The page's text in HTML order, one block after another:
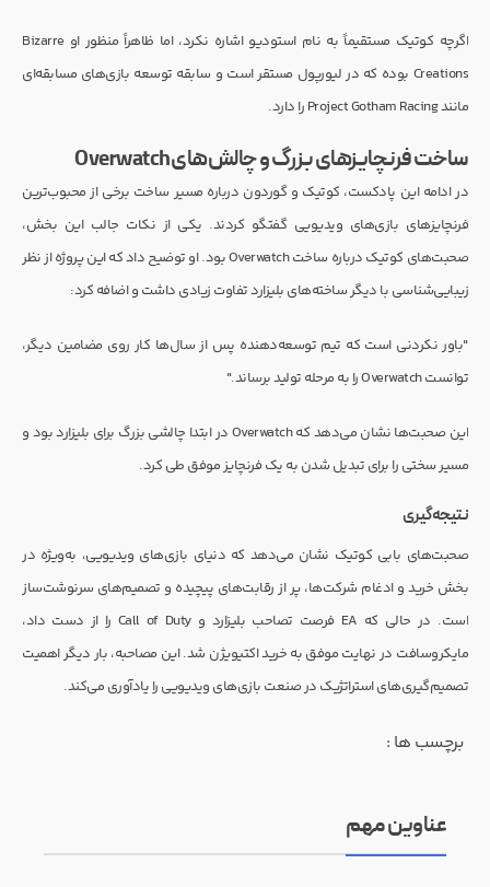
اگرچه کوتیک مستقیماً به نام استودیو اشاره نکرد، اما ظاهراً منظور او Bizarre
Creations بوده که در لیورپول مستقر است و سابقه توسعه بازی‌های مسابقه‌ای
مانند Project Gotham Racing را دارد.
ساخت فرنچایزهای بزرگ و چالش‌های Overwatch
در ادامه این پادکست، کوتیک و گوردون درباره مسیر ساخت برخی از محبوب‌ترین
فرنچایزهای بازی‌های ویدیویی گفتگو کردند. یکی از نکات جالب این بخش،
صحبت‌های کوتیک درباره ساخت Overwatch بود. او توضیح داد که این پروژه از نظر
زیبایی‌شناسی با دیگر ساخته‌های بلیزارد تفاوت زیادی داشت و اضافه کرد:
"باور نکردنی است که تیم توسعه‌دهنده پس از سال‌ها کار روی مضامین دیگر،
توانست Overwatch را به مرحله تولید برساند."
این صحبت‌ها نشان می‌دهد که Overwatch در ابتدا چالشی بزرگ برای بلیزارد بود و
مسیر سختی را برای تبدیل شدن به یک فرنچایز موفق طی کرد.
نتیجه‌گیری
صحبت‌های بابی کوتیک نشان می‌دهد که دنیای بازی‌های ویدیویی، به‌ویژه در
بخش خرید و ادغام شرکت‌ها، پر از رقابت‌های پیچیده و تصمیم‌های سرنوشت‌ساز
است. در حالی که EA فرصت تصاحب بلیزارد و Call of Duty را از دست داد،
مایکروسافت در نهایت موفق به خرید اکتیویژن شد. این مصاحبه، بار دیگر اهمیت
تصمیم‌گیری‌های استراتژیک در صنعت بازی‌های ویدیویی را یادآوری می‌کند.
برچسب ها :
عناوین مهم